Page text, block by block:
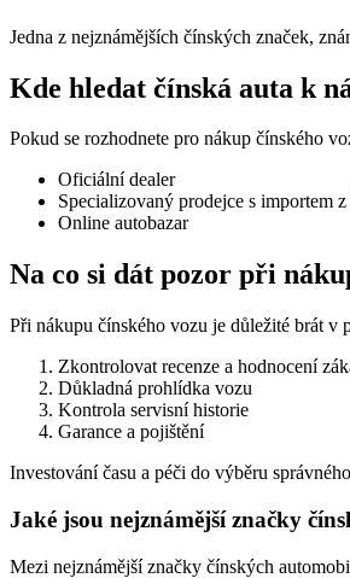
Jedna z nejznámějších čínských značek,
Kde hledat čínská auta k
Pokud se rozhodnete pro nákup čínského
Oficiální dealer
Specializovaný prodejce s importem
Online autobazar
Na co si dát pozor při
Při nákupu čínského vozu je důležité brát
Zkontrolovat recenze a hodnocení
Důkladná prohlídka vozu
Kontrola servisní historie
Garance a pojištění
Investování času a péči do výběru
Jaké jsou nejznámější značky
Mezi nejznámější značky čínských